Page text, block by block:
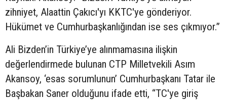
zihniyet, Alaattin Çakıcı'yı KKTC'ye gönderiyor.
Hükümet ve Cumhurbaşkanlığından ise ses çıkmıyor.”
Ali Bizden’in Türkiye’ye alınmamasına ilişkin
değerlendirmede bulunan CTP Milletvekili Asım
Akansoy, ‘esas sorumlunun’ Cumhurbaşkanı Tatar ile
Başbakan Saner olduğunu ifade etti, “TC'ye giriş